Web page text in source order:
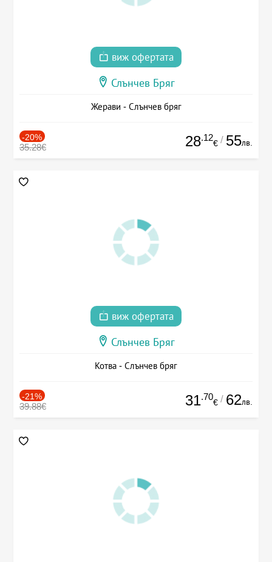
виж офертата
Слънчев Бряг
Жерави - Слънчев бряг
-20%
35.28€ 28.12
€ / 55лв.
виж офертата
Слънчев Бряг
Котва - Слънчев бряг
-21%
39.88€ 31.70
€ / 62лв.